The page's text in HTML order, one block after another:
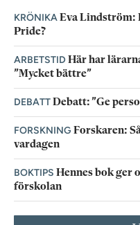
KRÖNIKA Eva Lindström:
Pride?
ARBETSTIDHär har
”Mycket bättre”
DEBATTDebatt: ”Ge
FORSKNING Forskaren:
vardagen
BOKTIPS Hennes bok ger
förskolan